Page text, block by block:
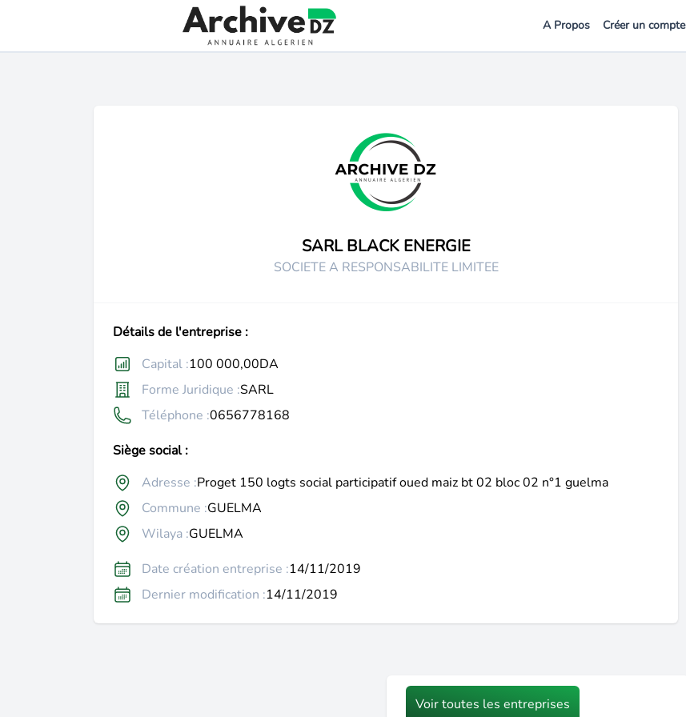
A Propos Créer un compte
SARL BLACK ENERGIE
SOCIETE A RESPONSABILITE LIMITEE
Détails de l'entreprise :
Capital :100 000,00DA
Forme Juridique :SARL
Téléphone :0656778168
Siège social :
Adresse :Proget 150 logts social participatif oued maiz bt 02 bloc 02 n°1 guelma
Commune :GUELMA
Wilaya :GUELMA
Date création entreprise :14/11/2019
Dernier modification :14/11/2019
Voir toutes les entreprises